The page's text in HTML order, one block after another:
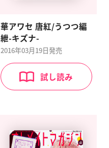
華アワセ 唐紅/うつつ編
紲-キズナ-
2016年03月19日発売
試し読み